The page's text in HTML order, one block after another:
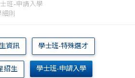
班-申請入學
則
資訊 學士班-特殊選才
招生 學士班-申請入學